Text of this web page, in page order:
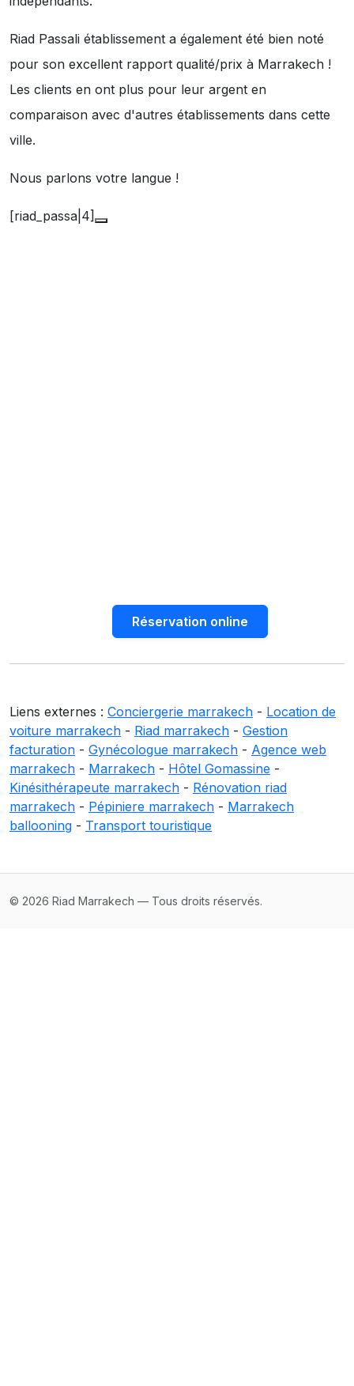
Riad Passali établissement a également été bien noté
pour son excellent rapport qualité/prix à Marrakech !
Les clients en ont plus pour leur argent en
comparaison avec d'autres établissements dans cette
ville.
Nous parlons votre langue !
[riad_passa|4]
Réservation online
Liens externes : Conciergerie marrakech - Location de
voiture marrakech - Riad marrakech - Gestion
facturation - Gynécologue marrakech - Agence web
marrakech - Marrakech - Hôtel Gomassine -
Kinésithérapeute marrakech - Rénovation riad
marrakech - Pépiniere marrakech - Marrakech
ballooning - Transport touristique
© 2026 Riad Marrakech — Tous droits réservés.